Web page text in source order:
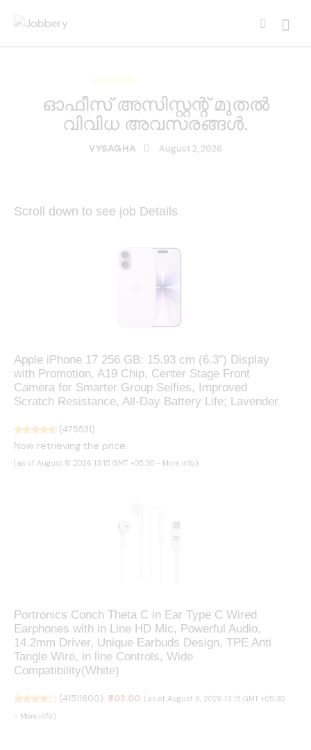
ALL JOBS
ഓഫീസ് അസിസ്റ്റന്റ് മുതൽ
വിവിധ അവസരങ്ങൾ.
VYSAGHA August 2, 2026
Scroll down to see job Details
Apple iPhone 17 256 GB: 15.93 cm (6.3″) Display
with Promotion, A19 Chip, Center Stage Front
Camera for Smarter Group Selfies, Improved
Scratch Resistance, All-Day Battery Life; Lavender
(475531)
Now retrieving the price.
(as of August 8, 2026 13:15 GMT +05:30 - More info)
Portronics Conch Theta C in Ear Type C Wired
Earphones with in Line HD Mic, Powerful Audio,
14.2mm Driver, Unique Earbuds Design, TPE Anti
Tangle Wire, in line Controls, Wide
Compatibility(White)
(41511600) ₹303.00 (as of August 8, 2026 13:15 GMT +05:30
- More info)